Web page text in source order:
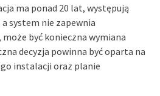
ma ponad 20 lat, występują
system nie zapewnia
być konieczna wymiana
decyzja powinna być oparta na
instalacji oraz planie